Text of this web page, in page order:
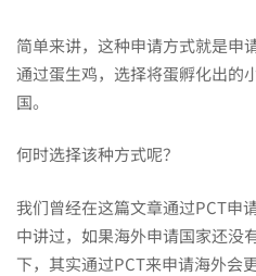
简单来讲，这种申请方式就是申
通过蛋生鸡，选择将蛋孵化出的
国。
何时选择该种方式呢？
我们曾经在这篇文章通过PCT申
中讲过，如果海外申请国家还没
下，其实通过PCT来申请海外会